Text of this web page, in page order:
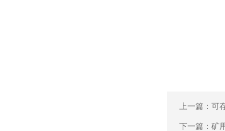
上一篇： 可
下一篇： 矿